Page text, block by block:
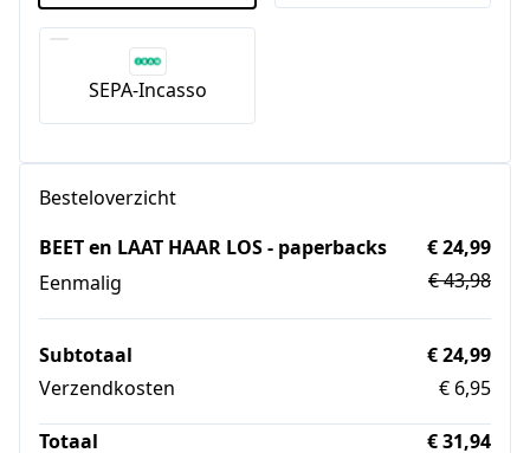
SEPA-Incasso
Besteloverzicht
BEET en LAAT HAAR LOS - paperbacks
Eenmalig
€ 24,99
€ 43,98
Subtotaal
€ 24,99
Verzendkosten
€ 6,95
Totaal € 31,94